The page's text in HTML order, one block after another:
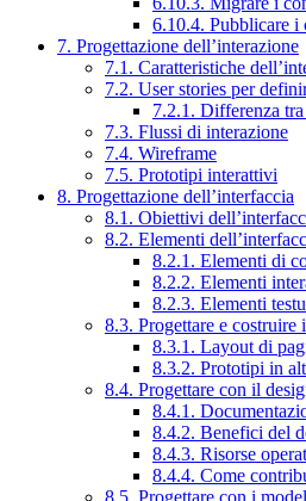
6.10.4. Pubblicare i
7. Progettazione dell’interazione
7.1. Caratteristiche
7.2. User stories per
7.2.1. Differenza tra
7.3. Flussi di interazione
7.4. Wireframe
7.5. Prototipi interattivi
8. Progettazione dell’interfaccia
8.1. Obiettivi
8.2. Elementi
8.2.1. Elementi di
8.2.2. Elementi
8.2.3. Elementi
8.3. Progettare e costruire
8.3.1. Layout di
8.3.2. Prototipi in
8.4. Progettare con il
8.4.1.
8.4.2. Benefici del
8.4.3. Risorse
8.4.4. Come
8.5. Progettare con i